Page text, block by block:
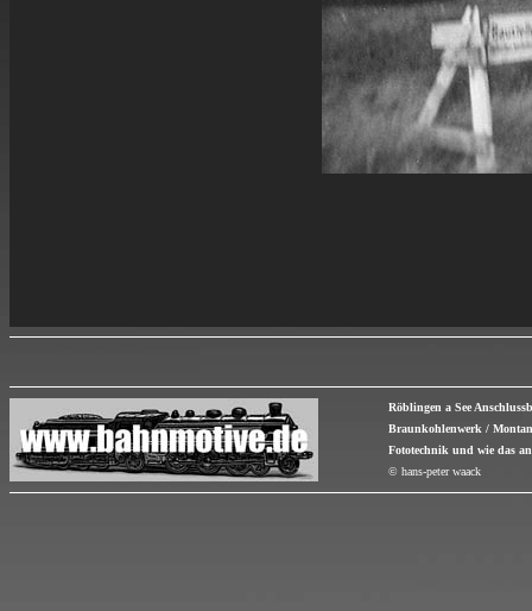
Röblingen a See
Braunkohlenwerk /
Fototechnik und wie das
© hans-peter waack